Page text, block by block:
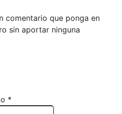
comentario que ponga en
sin aportar ninguna
*